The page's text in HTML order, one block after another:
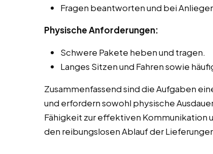
Fragen beantworten und bei
Physische Anforderungen:
Schwere Pakete heben und tragen.
Langes Sitzen und Fahren sowie
Zusammenfassend sind die Aufgaben
und erfordern sowohl physische
Fähigkeit zur effektiven Kommunikation
den reibungslosen Ablauf der